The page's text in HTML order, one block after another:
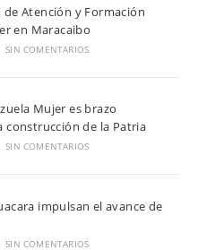
Atención y Formación
en Maracaibo
SIN COMENTARIOS
Mujer es brazo
construcción de la Patria
SIN COMENTARIOS
impulsan el avance de
SIN COMENTARIOS